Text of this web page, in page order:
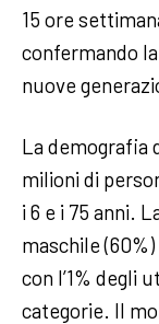
15 ore
confermando
nuove
La demografia
milioni di
i 6 e i 75 anni.
maschile
con l’1% degli
categorie. Il